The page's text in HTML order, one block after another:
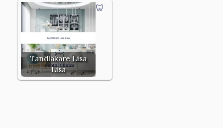
Tandläkare Lisa
Lisa